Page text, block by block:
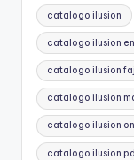
catalogo ilusion
catalogo ilusion
catalogo ilusion
catalogo ilusion
catalogo ilusion
catalogo ilusion